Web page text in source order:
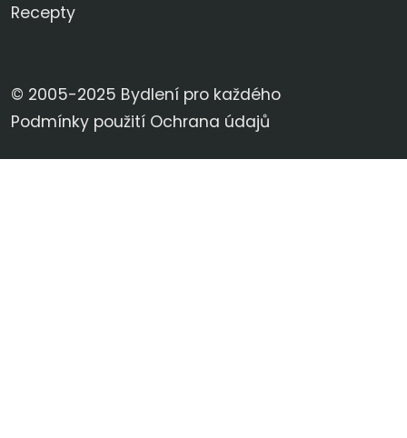
Recepty
© 2005-2025 Bydlení pro každého
Podmínky použití Ochrana údajů